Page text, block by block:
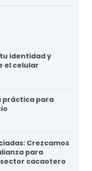
identidad y
el celular
práctica para
Crezcamos
para
cacaotero